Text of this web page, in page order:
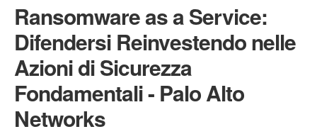
Ransomware as a Service:
Difendersi Reinvestendo nelle
Azioni di Sicurezza
Fondamentali - Palo Alto
Networks